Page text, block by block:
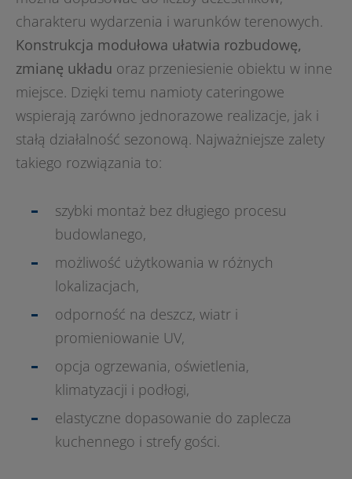
charakteru wydarzenia i warunków terenowych.
Konstrukcja modułowa ułatwia rozbudowę,
zmianę układu oraz przeniesienie obiektu w inne
miejsce. Dzięki temu namioty cateringowe
wspierają zarówno jednorazowe realizacje, jak i
stałą działalność sezonową. Najważniejsze zalety
takiego rozwiązania to:
szybki montaż bez długiego procesu
budowlanego,
możliwość użytkowania w różnych
lokalizacjach,
odporność na deszcz, wiatr i
promieniowanie UV,
opcja ogrzewania, oświetlenia,
klimatyzacji i podłogi,
elastyczne dopasowanie do zaplecza
kuchennego i strefy gości.